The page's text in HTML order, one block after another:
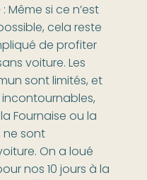
: Même si ce n’est
cela reste
de profiter
voiture. Les
sont limités, et
Fournaise ou la
ne sont
On a loué
nos 10 jours à la